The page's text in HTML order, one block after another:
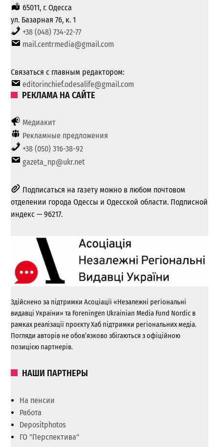
65011, г. Одесса
ул. Базарная 76, к. 1
+38 (048) 734-22-77
mail.centrmedia@gmail.com
Связаться с главным редактором:
editorinchief.odesalife@gmail.com
РЕКЛАМА НА САЙТЕ
Медиакит
Рекламные предложения
+38 (050) 316-38-92
gazeta_np@ukr.net
Подписаться на газету можно в любом почтовом
отделении города Одессы и Одесской области. Подписной
индекс — 96217.
Здійснено за підтримки Асоціації «Незалежні регіональні
видавці України» та Foreningen Ukrainian Media Fund Nordic в
рамках реалізації проєкту Хаб підтримки регіональних медіа.
Погляди авторів не обов’язково збігаються з офіційною
позицією партнерів.
НАШИ ПАРТНЕРЫ
На пенсии
Работа
Depositphotos
ГО "Перспектива"